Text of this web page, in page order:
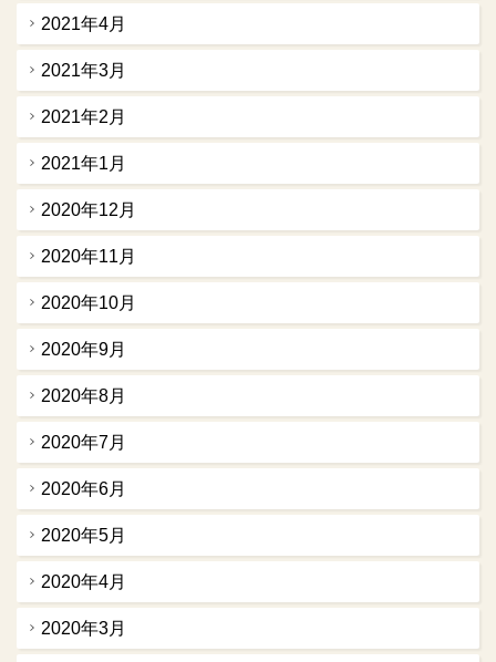
2021年4月
2021年3月
2021年2月
2021年1月
2020年12月
2020年11月
2020年10月
2020年9月
2020年8月
2020年7月
2020年6月
2020年5月
2020年4月
2020年3月